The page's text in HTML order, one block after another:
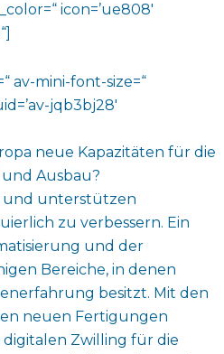
icon=’ue808′
av-mini-font-size=“
jqb3bj28′
neue Kapazitäten für die
Ausbau?
und unterstützen
zu verbessern. Ein
und der
Bereiche, in denen
besitzt. Mit den
neuen Fertigungen
Zwilling für die